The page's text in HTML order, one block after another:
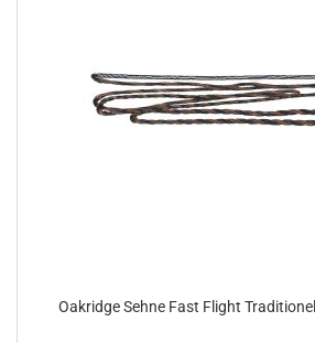
Oakridge Sehne Fast Flight